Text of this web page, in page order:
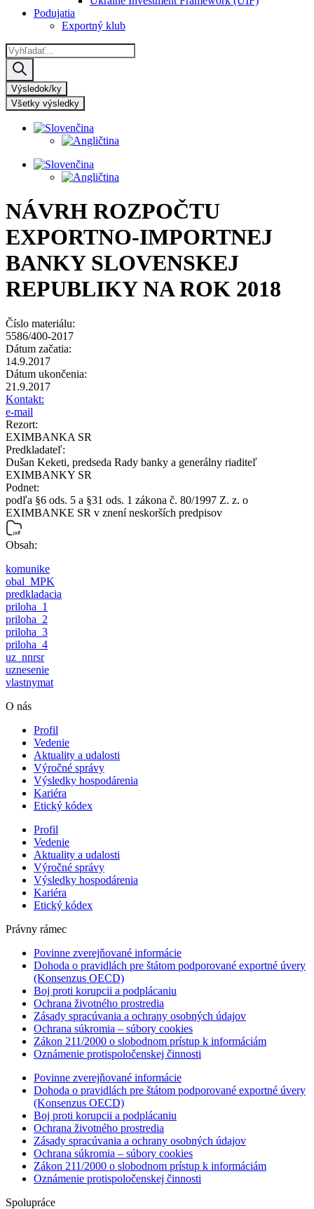
Podujatia
Exportný klub
Search
...
Výsledok/ky
Všetky výsledky
NÁVRH ROZPOČTU
EXPORTNO-IMPORTNEJ
BANKY SLOVENSKEJ
REPUBLIKY NA ROK 2018
Číslo materiálu:
5586/400-2017
Dátum začatia:
14.9.2017
Dátum ukončenia:
21.9.2017
Kontakt:
e-mail
Rezort:
EXIMBANKA SR
Predkladateľ:
Dušan Keketi, predseda Rady banky a generálny riaditeľ
EXIMBANKY SR
Podnet:
podľa §6 ods. 5 a §31 ods. 1 zákona č. 80/1997 Z. z. o
EXIMBANKE SR v znení neskorších predpisov
Obsah:
komunike
obal_MPK
predkladacia
priloha_1
priloha_2
priloha_3
priloha_4
uz_nnrsr
uznesenie
vlastnymat
O nás
Profil
Vedenie
Aktuality a udalosti
Výročné správy
Výsledky hospodárenia
Kariéra
Etický kódex
Profil
Vedenie
Aktuality a udalosti
Výročné správy
Výsledky hospodárenia
Kariéra
Etický kódex
Právny rámec
Povinne zverejňované informácie
Dohoda o pravidlách pre štátom podporované exportné úvery
(Konsenzus OECD)
Boj proti korupcii a podplácaniu
Ochrana životného prostredia
Zásady spracúvania a ochrany osobných údajov
Ochrana súkromia – súbory cookies
Zákon 211/2000 o slobodnom prístup k informáciám
Oznámenie protispoločenskej činnosti
Povinne zverejňované informácie
Dohoda o pravidlách pre štátom podporované exportné úvery
(Konsenzus OECD)
Boj proti korupcii a podplácaniu
Ochrana životného prostredia
Zásady spracúvania a ochrany osobných údajov
Ochrana súkromia – súbory cookies
Zákon 211/2000 o slobodnom prístup k informáciám
Oznámenie protispoločenskej činnosti
Spolupráce